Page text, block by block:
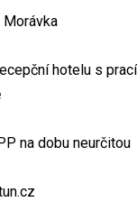
Morávka
hotelu s
na dobu neurčitou